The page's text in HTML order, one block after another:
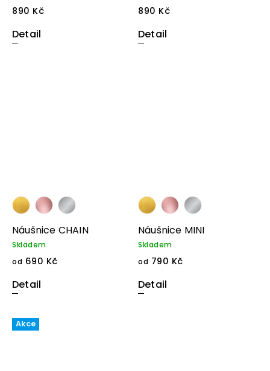
890 Kč
Detail
890 Kč
Detail
Náušnice CHAIN
Skladem
od 690 Kč
Detail
Náušnice MINI
Skladem
od 790 Kč
Detail
Akce